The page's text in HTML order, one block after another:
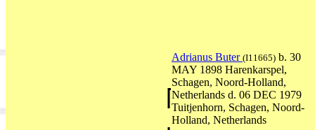
Adrianus Buter (I11665) b. 30
MAY 1898 Harenkarspel,
Schagen, Noord-Holland,
Netherlands d. 06 DEC 1979
Tuitjenhorn, Schagen, Noord-
Holland, Netherlands